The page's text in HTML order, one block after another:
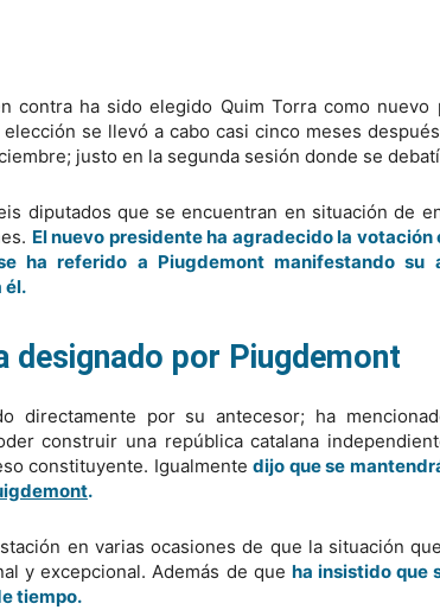
contra ha sido elegido Quim Torra como nuevo
elección se llevó a cabo casi cinco meses
justo en la segunda sesión donde se
diputados que se encuentran en situación de
El nuevo presidente ha agradecido la votación
ha referido a Piugdemont manifestando su
él.
designado por Piugdemont
directamente por su antecesor; ha
construir una república catalana
constituyente. Igualmentedijo que se
.
en varias ocasiones de que la situación
y excepcional. Además de que ha insistido que
tiempo.